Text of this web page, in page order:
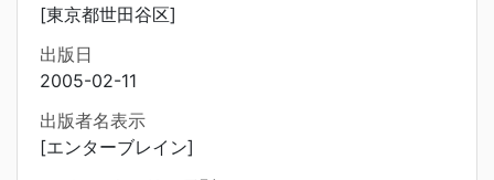
[東京都世田谷区]
出版日
2005-02-11
出版者名表示
[エンターブレイン]